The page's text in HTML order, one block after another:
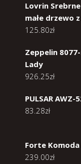
Lovrin
małe drzewo
125.80zł
Zeppelin
Lady
926.25zł
PULSAR AWZ-
83.28zł
Forte
239.00zł